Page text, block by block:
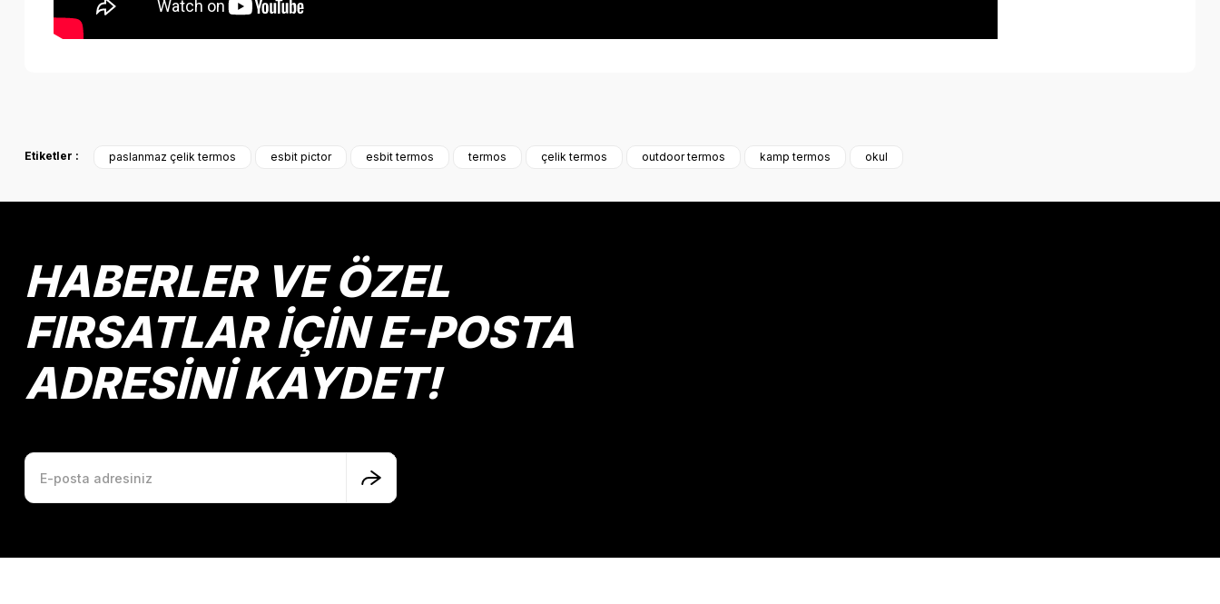
Yorum Yaz
Ürün açıklamasında eksik bilgiler bulunuyor.
Bu ürüne benzer farklı alternatifler olmalı.
Etiketler : paslanmaz çelik termos esbit pictor esbit termos termos çelik termos outdoor termos kamp termos okul
HABERLER VE ÖZEL
FIRSATLAR İÇİN E-POSTA
ADRESİNİ KAYDET!